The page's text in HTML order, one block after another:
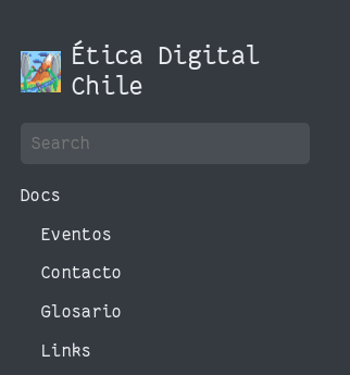
Ética Digital
Chile
Docs
Eventos
Contacto
Glosario
Links